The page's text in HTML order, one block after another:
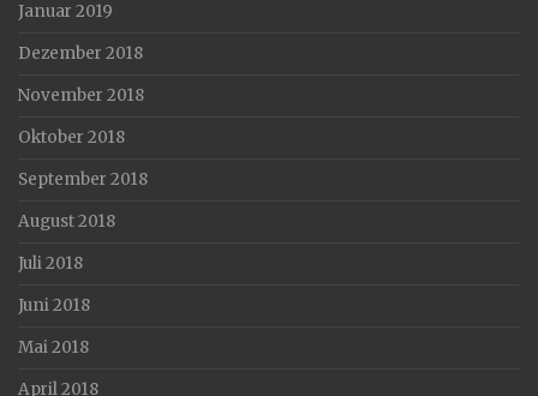
Januar 2019
Dezember 2018
November 2018
Oktober 2018
September 2018
August 2018
Juli 2018
Juni 2018
Mai 2018
April 2018